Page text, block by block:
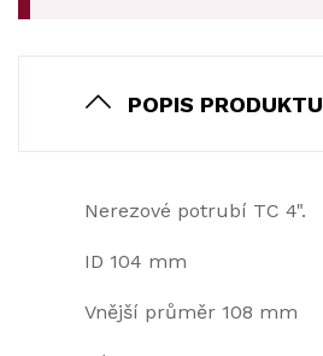
POPIS PRODUKTU
Nerezové potrubí TC 4".
ID 104 mm
Vnější průměr 108 mm